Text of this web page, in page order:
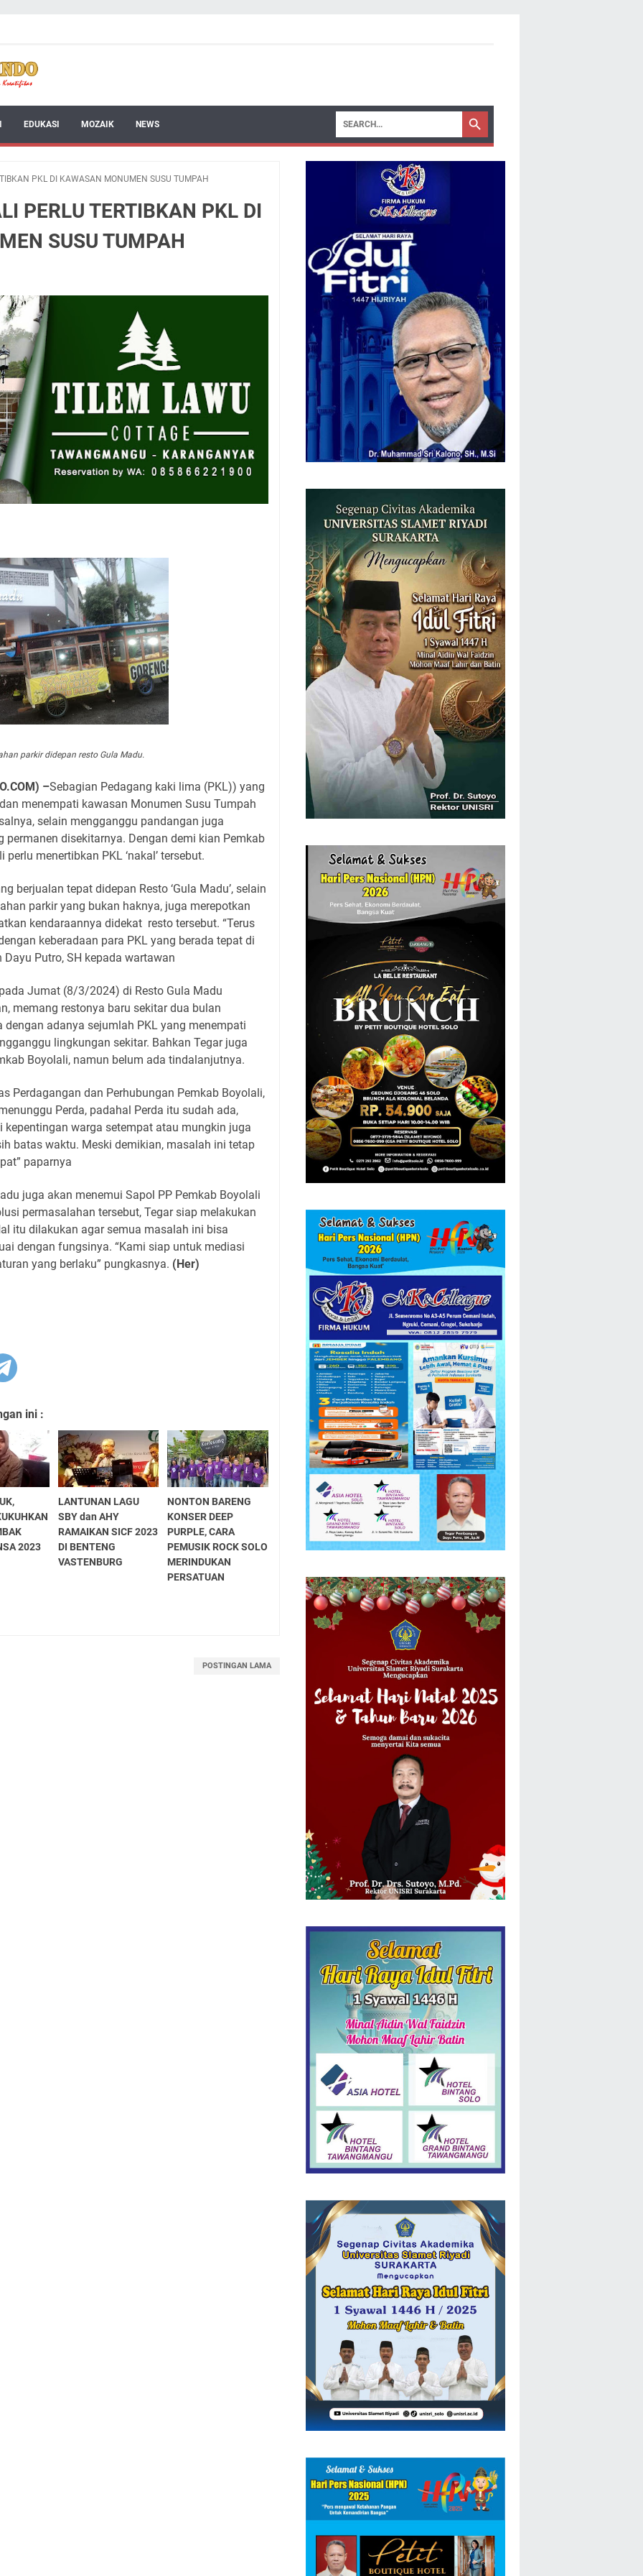
EDUKASI MOZAIK NEWS
PKL DI KAWASAN MONUMEN SUSU TUMPAH
PERLU TERTIBKAN PKL DI
SUSU TUMPAH
lahan parkir didepan resto Gula Madu.
–Sebagian Pedagang kaki lima (PKL)) yang
menempati kawasan Monumen Susu Tumpah
selain mengganggu pandangan juga
permanen disekitarnya. Dengan demi kian Pemkab
menertibkan PKL ‘nakal’ tersebut.
berjualan tepat didepan Resto ‘Gula Madu’, selain
parkir yang bukan haknya, juga merepotkan
kendaraannya didekat resto tersebut. “Terus
keberadaan para PKL yang berada tepat di
Putro, SH kepada wartawan
Jumat (8/3/2024) di Resto Gula Madu
memang restonya baru sekitar dua bulan
dengan adanya sejumlah PKL yang menempati
lingkungan sekitar. Bahkan Tegar juga
Boyolali, namun belum ada tindalanjutnya.
Perdagangan dan Perhubungan Pemkab Boyolali,
Perda, padahal Perda itu sudah ada,
warga setempat atau mungkin juga
batas waktu. Meski demikian, masalah ini tetap
paparnya
juga akan menemui Sapol PP Pemkab Boyolali
permasalahan tersebut, Tegar siap melakukan
itu dilakukan agar semua masalah ini bisa
dengan fungsinya. “Kami siap untuk mediasi
yang berlaku” pungkasnya. (Her)
ini :
2023
LANTUNAN LAGU
SBY dan AHY
RAMAIKAN SICF 2023
DI BENTENG
VASTENBURG
NONTON BARENG
KONSER DEEP
PURPLE, CARA
PEMUSIK ROCK SOLO
MERINDUKAN
PERSATUAN
POSTINGAN LAMA